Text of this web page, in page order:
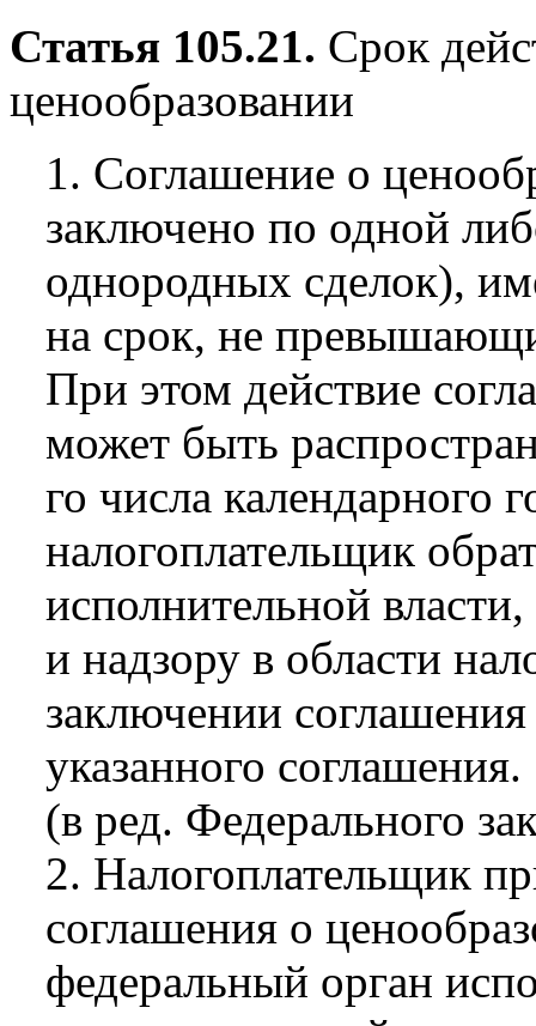
Статья 105.21. Срок
ценообразовании
1. Соглашение о
заключено по одной
однородных сделок),
на срок, не
При этом действие
может быть
го числа календарного
налогоплательщик
исполнительной
и надзору в области
заключении
указанного соглашения.
(в ред. Федерального
2. Налогоплательщик
соглашения о
федеральный орган